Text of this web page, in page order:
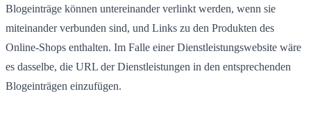
Blogeinträge können untereinander verlinkt werden, wenn sie
miteinander verbunden sind, und Links zu den Produkten des
Online-Shops enthalten. Im Falle einer Dienstleistungswebsite wäre
es dasselbe, die URL der Dienstleistungen in den entsprechenden
Blogeinträgen einzufügen.